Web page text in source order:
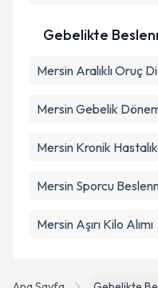
Gebelikte
Mersin Aralıklı Oruç
Mersin Gebelik
Mersin Kronik
Mersin Sporcu
Mersin Aşırı Kilo Alımı